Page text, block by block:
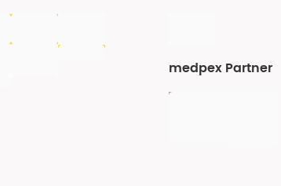
medpex Partner